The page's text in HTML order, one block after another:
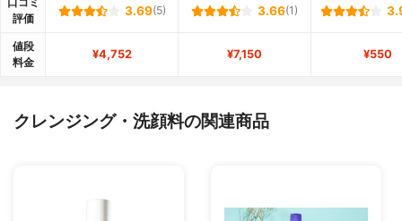
評価
3.69(5) 3.66(1)
値段
料金
¥4,752 ¥7,150 ¥550
クレンジング・洗顔料の関連商品